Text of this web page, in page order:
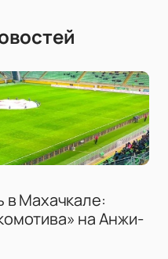
в Махачкале:
на Анжи-